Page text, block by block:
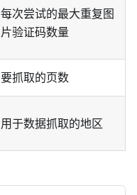
每次尝试的最大重复图
片验证码数量
要抓取的页数
用于数据抓取的地区